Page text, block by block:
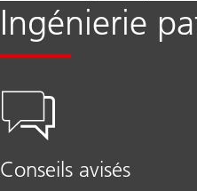
Ingénierie
Conseils avisés